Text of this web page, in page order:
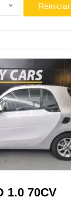
Reiniciar
1.0 70CV